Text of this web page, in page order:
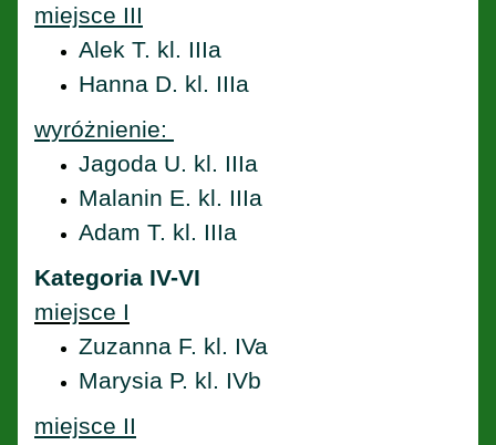
miejsce III
Alek T. kl. IIIa
Hanna D. kl. IIIa
wyróżnienie:
Jagoda U. kl. IIIa
Malanin E. kl. IIIa
Adam T. kl. IIIa
Kategoria IV-VI
miejsce I
Zuzanna F. kl. IVa
Marysia P. kl. IVb
miejsce II